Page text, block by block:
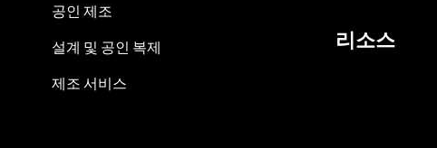
공인 제조
설계 및 공인 복제
제조 서비스
리소스